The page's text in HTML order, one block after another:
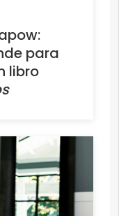
para
libro